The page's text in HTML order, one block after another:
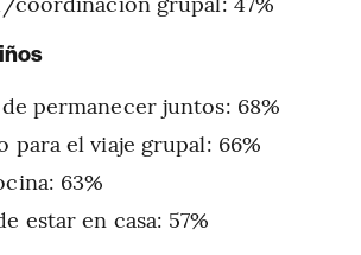
permanecer juntos: 68%
para el viaje grupal: 66%
63%
estar en casa: 57%